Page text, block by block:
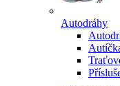
Autodráhy